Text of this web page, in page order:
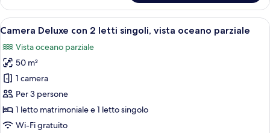
oceano
Standard
con
2
singoli,
vista
oceano
Apri
tutte
le
foto
per
Camera
Deluxe
con
Una camera d'albergo con
7
Camera Deluxe con 2 letti singoli, vista oceano parziale
Vista oceano parziale
50 m²
1 camera
Per 3 persone
1 letto matrimoniale e 1 letto singolo
Wi-Fi gratuito